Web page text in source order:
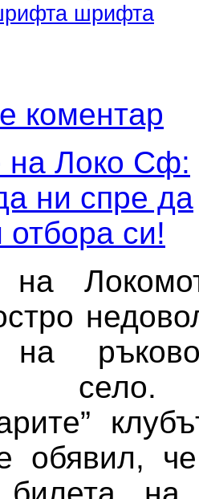
коментар
на
обявил,